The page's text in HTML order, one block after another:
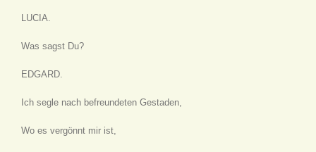
LUCIA.
Was sagst Du?
EDGARD.
Ich segle nach befreundeten Gestaden,
Wo es vergönnt mir ist,